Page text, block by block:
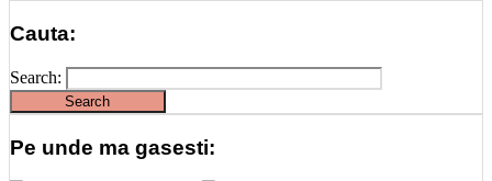
Cauta:
Search:
Pe unde ma gasesti: